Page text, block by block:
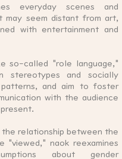
everyday scenes and
may seem distant from art,
with entertainment and
so-called "role language,"
stereotypes and socially
patterns, and aim to foster
with the audience
relationship between the
"viewed," naok reexamines
about gender